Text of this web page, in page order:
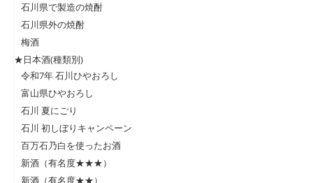
石川県で製造の焼酎
石川県外の焼酎
梅酒
★日本酒(種類別)
令和7年 石川ひやおろし
富山県ひやおろし
石川 夏にごり
石川 初しぼりキャンペーン
百万石乃白を使ったお酒
新酒（有名度★★★）
新酒（有名度★★）